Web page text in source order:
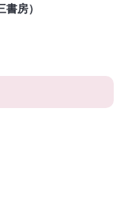
房）